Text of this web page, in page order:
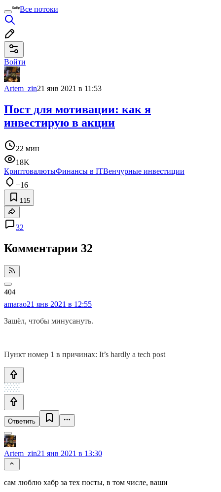
Все потоки
Войти
Artem_zin21 янв 2021 в 11:53
Пост для мотивации: как я
инвестирую в акции
22 мин
18K
КриптовалютыФинансы в ITВенчурные инвестиции
+16
115
32
Комментарии 32
amarao21 янв 2021 в 12:55
Зашёл, чтобы минусануть.
Пункт номер 1 в причинах: It’s hardly a tech post
Ответить
Artem_zin21 янв 2021 в 13:30
сам люблю хабр за тех посты, в том числе, ваши